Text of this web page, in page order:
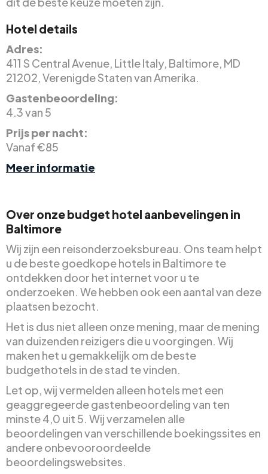
Hotel details
Adres:
411 S Central Avenue, Little Italy, Baltimore, MD
21202, Verenigde Staten van Amerika.
Gastenbeoordeling:
4.3 van 5
Prijs per nacht:
Vanaf €85
Meer informatie
Over onze budget hotel aanbevelingen in
Baltimore
Wij zijn een reisonderzoeksbureau. Ons team helpt
u de beste goedkope hotels in Baltimore te
ontdekken door het internet voor u te
onderzoeken. We hebben ook een aantal van deze
plaatsen bezocht.
Het is dus niet alleen onze mening, maar de mening
van duizenden reizigers die u voorgingen. Wij
maken het u gemakkelijk om de beste
budgethotels in de stad te vinden.
Let op, wij vermelden alleen hotels met een
geaggregeerde gastenbeoordeling van ten
minste 4,0 uit 5. Wij verzamelen alle
beoordelingen van verschillende boekingssites en
andere onbevooroordeelde
beoordelingswebsites.